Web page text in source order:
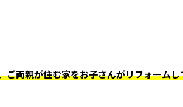
ご両親が住む家をお子さんがリフォームし